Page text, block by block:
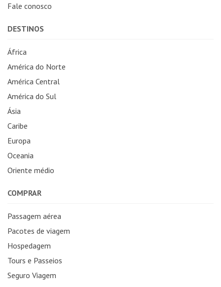
Fale conosco
DESTINOS
África
América do Norte
América Central
América do Sul
Ásia
Caribe
Europa
Oceania
Oriente médio
COMPRAR
Passagem aérea
Pacotes de viagem
Hospedagem
Tours e Passeios
Seguro Viagem